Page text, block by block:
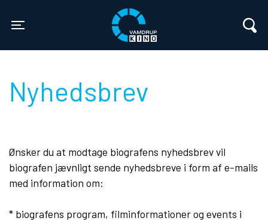
Vamdrup Kino
Nyhedsbrev
Ønsker du at modtage biografens nyhedsbrev vil
biografen jævnligt sende nyhedsbreve i form af e-mails
med information om:
* biografens program, filminformationer og events i